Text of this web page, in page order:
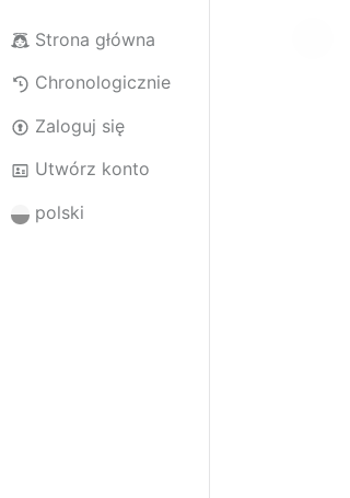
Strona główna
Chronologicznie
Zaloguj się
Utwórz konto
polski